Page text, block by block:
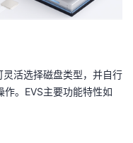
活选择磁盘类型，并自行
。 EVS主要功能特性如